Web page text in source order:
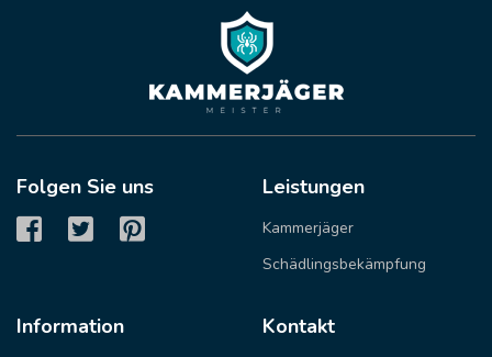
Folgen Sie uns Leistungen
Kammerjäger
Schädlingsbekämpfung
Information Kontakt